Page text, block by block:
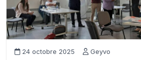
24 octobre 2025 Geyvo